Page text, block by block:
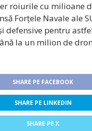
roiurile cu milioane
Forțele Navale ale
defensive pentru
la un milion de
SHARE PE FACEBOOK
SHARE PE LINKEDIN
SHARE PE X